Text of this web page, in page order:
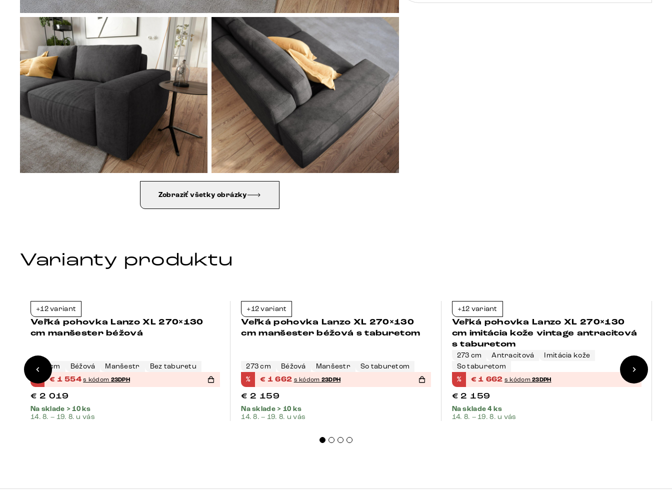
Zobraziť všetky obrázky
Varianty produktu
Bestseller
+12 variant
Veľká pohovka Lanzo XL 270×130
cm manšester béžová
273 cm Béžová Manšestr Bez taburetu
€ 1 554 s kódom 23DPH
€ 2 019
Na sklade > 10 ks
14. 8. – 19. 8. u vás
+12 variant
Veľká pohovka Lanzo XL 270×130
cm manšester béžová s taburetom
273 cm Béžová Manšestr So taburetom
% € 1 662 s kódom 23DPH
€ 2 159
Na sklade > 10 ks
14. 8. – 19. 8. u vás
+12 variant
Veľká pohovka Lanzo XL 270×130
cm imitácia kože vintage antracitová
s taburetom
273 cm Antracitová
Imitácia kože
So taburetom
% €1 662 s kódom23DPH
€ 2 159
Na sklade 4 ks
14. 8. – 19. 8. u vás